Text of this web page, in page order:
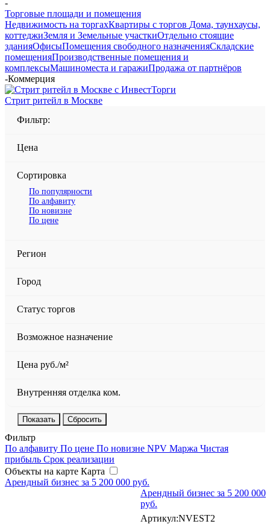
-
Торговые площади и помещения
Недвижимость на торгахКвартиры с торгов Дома, таунхаусы,
коттеджиЗемля и Земельные участкиОтдельно стоящие
зданияОфисыПомещения свободного назначенияСкладские
помещенияПроизводственные помещения и
комплексыМашиноместа и гаражиПродажа от партнёров
-Коммерция
Стрит ритейл в Москве
Фильтр:
Цена
Сортировка
По популярности
По алфавиту
По новизне
По цене
Регион
Город
Статус торгов
Возможное назначение
Цена руб./м²
Внутренняя отделка ком.
Сбросить
Фильтр
По алфавиту По цене По новизне NPV Маржа Чистая
прибыль Срок реализации
Объекты на карте Карта
Арендный бизнес за 5 200 000 руб.
Арендный бизнес за 5 200 000
руб.
Артикул:NVEST2